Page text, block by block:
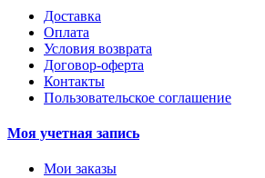
Доставка
Оплата
Условия возврата
Договор-оферта
Контакты
Пользовательское соглашение
Моя учетная запись
Мои заказы